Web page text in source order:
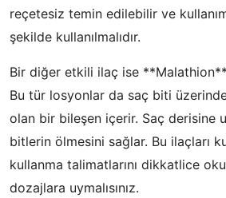
reçetesiz temin edilebilir ve
şekilde kullanılmalıdır.
Bir diğer etkili ilaç ise
Bu tür losyonlar da saç biti
olan bir bileşen içerir. Saç derisine
bitlerin ölmesini sağlar. Bu ilaçları
kullanma talimatlarını dikkatlice
dozajlara uymalısınız.